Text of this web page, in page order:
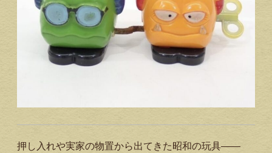
押し入れや実家の物置から出てきた昭和の玩具——